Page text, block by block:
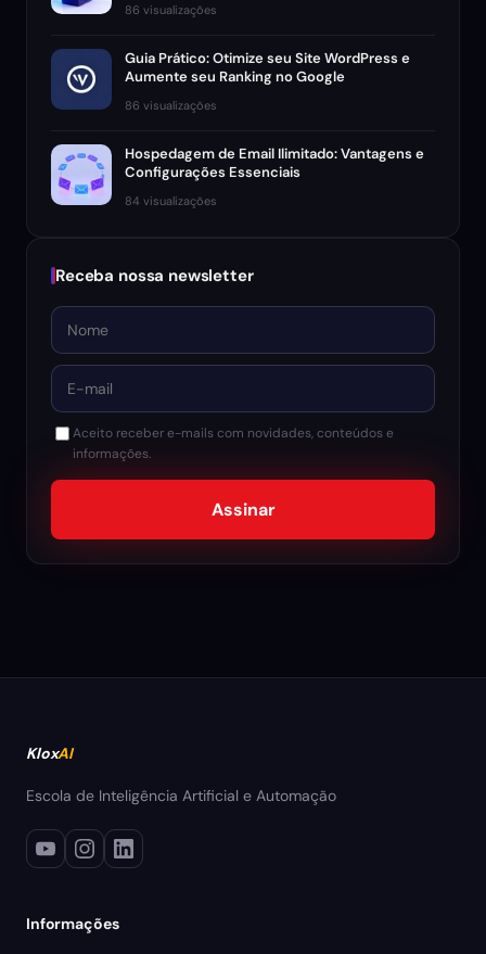
86 visualizações
Guia Prático: Otimize seu Site WordPress e
Aumente seu Ranking no Google
86 visualizações
Hospedagem de Email Ilimitado: Vantagens e
Configurações Essenciais
84 visualizações
Receba nossa newsletter
Nome
E-mail
Aceito receber e-mails com novidades, conteúdos e
informações.
Assinar
KloxAI
Escola de Inteligência Artificial e Automação
Informações